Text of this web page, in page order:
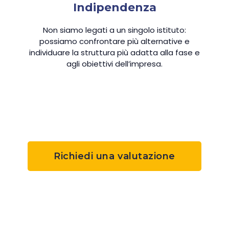
Indipendenza
Non siamo legati a un singolo istituto:
possiamo confrontare più alternative e
individuare la struttura più adatta alla fase e
agli obiettivi dell’impresa.
Richiedi una valutazione